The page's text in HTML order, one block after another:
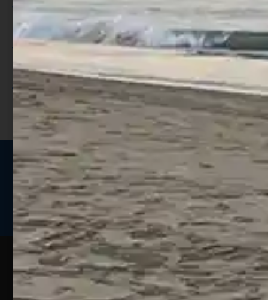
Per ogni acquisto accumuli ulteriori
punti;
Utilizza i punti per ricevere uno
sconto;
I punti sono indicati nella pagina
prodotto;
Seguici sui social
Web
Pesca
Un portale
Esperienze
Guide
sulla
Assistenza
Clienti
Contatti
Assistenza
Ecommerce